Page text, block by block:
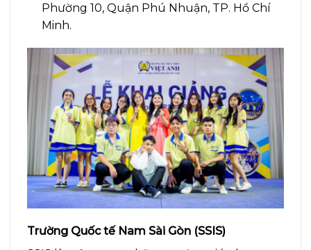
Phường 10, Quận Phú Nhuận, TP. Hồ Chí
Minh.
Trường Quốc tế Nam Sài Gòn (SSIS)